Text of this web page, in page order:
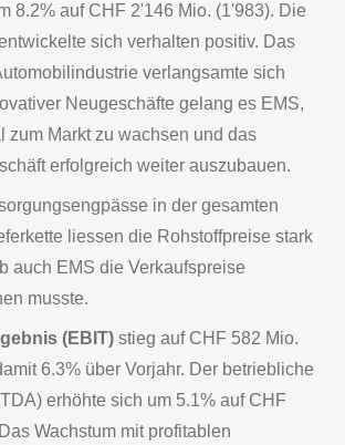
8.2% auf CHF 2'146 Mio. (1'983). Die
sich verhalten positiv. Das
verlangsamte sich
Neugeschäfte gelang es EMS,
zum Markt zu wachsen und das
erfolgreich weiter auszubauen.
in der gesamten
liessen die Rohstoffpreise stark
auch EMS die Verkaufspreise
musste.
(EBIT) stieg auf CHF 582 Mio.
6.3% über Vorjahr. Der betriebliche
erhöhte sich um 5.1% auf CHF
Wachstum mit profitablen